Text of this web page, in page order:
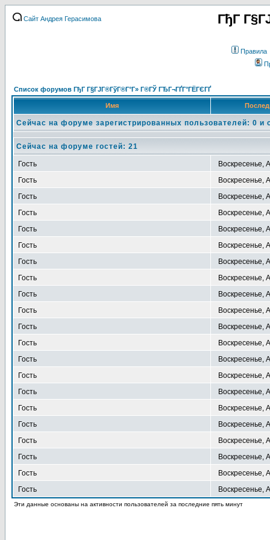
Сайт Андрея Герасимова ГђГ
Правила
Список форумов ГђГ Г§ГЈГ®ГўГ®Г°Г» Г®ГЎ ГЂГ¬ГҐГ°ГЁГЄГҐ
Имя
Сейчас на форуме зарегистрированных пользователей: 0 и
Сейчас на форуме гостей: 21
Гость
Воскресенье,
Гость
Воскресенье,
Гость
Воскресенье,
Гость
Воскресенье,
Гость
Воскресенье,
Гость
Воскресенье,
Гость
Воскресенье,
Гость
Воскресенье,
Гость
Воскресенье,
Гость
Воскресенье,
Гость
Воскресенье,
Гость
Воскресенье,
Гость
Воскресенье,
Гость
Воскресенье,
Гость
Воскресенье,
Гость
Воскресенье,
Гость
Воскресенье,
Гость
Воскресенье,
Гость
Воскресенье,
Гость
Воскресенье,
Гость
Воскресенье,
Эти данные основаны на активности пользователей за последние пять минут